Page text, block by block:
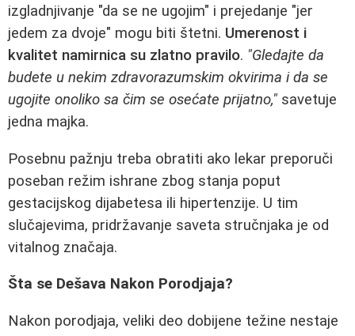
izgladnjivanje "da se ne ugojim" i prejedanje "jer
jedem za dvoje" mogu biti štetni. Umerenost i
kvalitet namirnica su zlatno pravilo. "Gledajte da
budete u nekim zdravorazumskim okvirima i da se
ugojite onoliko sa čim se osećate prijatno," savetuje
jedna majka.
Posebnu pažnju treba obratiti ako lekar preporuči
poseban režim ishrane zbog stanja poput
gestacijskog dijabetesa ili hipertenzije. U tim
slučajevima, pridržavanje saveta stručnjaka je od
vitalnog značaja.
Šta se Dešava Nakon Porodjaja?
Nakon porodjaja, veliki deo dobijene težine nestaje